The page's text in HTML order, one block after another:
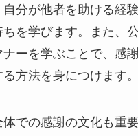
分が他者を助ける経
を学びます。また、
ーを学ぶことで、感
方法を身につけます。
での感謝の文化も重